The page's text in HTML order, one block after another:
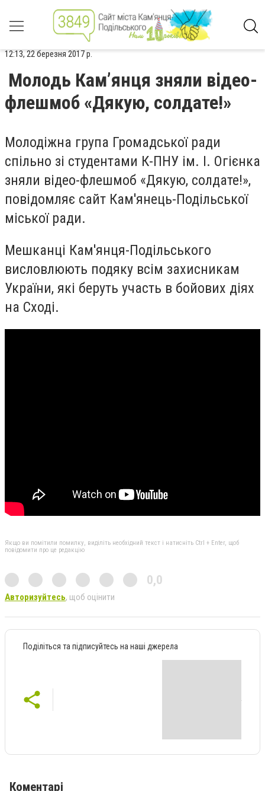
12:13, 22 березня 2017 р.
Молодь Кам’янця зняли відео-
флешмоб «Дякую, солдате!»
Молодіжна група Громадської ради
спільно зі студентами К-ПНУ ім. І. Огієнка
зняли відео-флешмоб «Дякую, солдате!»,
повідомляє сайт Кам'янець-Подільської
міської ради.
Мешканці Кам'янця-Подільського
висловлюють подяку всім захисникам
України, які беруть участь в бойових діях
на Сході.
Якщо ви помітили помилку, виділіть необхідний текст і натисніть Ctrl + Enter, щоб
повідомити про це редакцію
0,0
Авторизуйтесь, щоб оцінити
Поділіться та підписуйтесь на наші джерела
Коментарі